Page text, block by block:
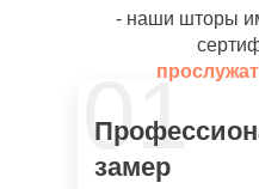
01
- наши шторы
замер